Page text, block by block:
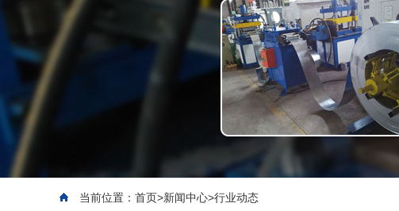
当前位置： 首页>新闻中心>行业动态